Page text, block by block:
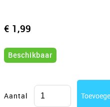
€ 1,99
Beschikbaar
Aantal